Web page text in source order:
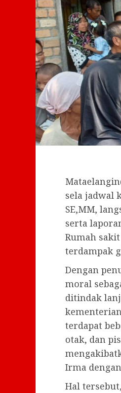
sela jadwal
SE,MM,
serta
Rumah
terdampak
Dengan
moral
ditindak
terdapat
otak, dan
Irma
Hal